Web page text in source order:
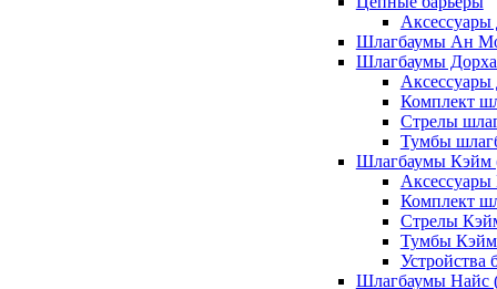
Аксессуары
Шлагбаумы Ан
Шлагбаумы
Комплект
Стрелы
Тумбы
Шлагбаумы Кэйм
Комплект
Стрелы
Тумбы
Устройства
Шлагбаумы Найс